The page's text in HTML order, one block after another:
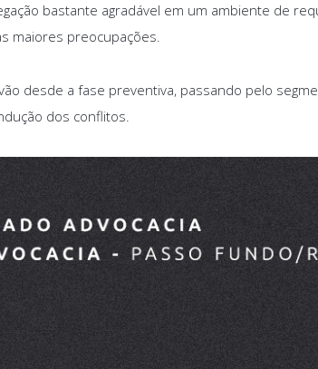
bastante agradável em um ambiente de
maiores preocupações.
desde a fase preventiva, passando pelo
dos conflitos.